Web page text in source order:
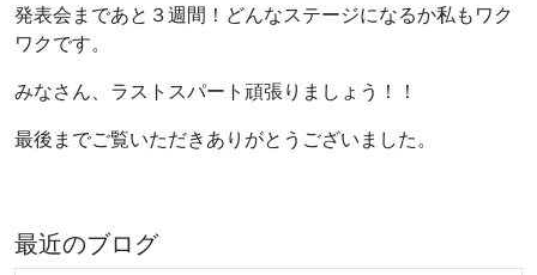
発表会まであと３週間！どんなステージになるか私もワク
ワクです。
みなさん、ラストスパート頑張りましょう！！
最後までご覧いただきありがとうございました。
最近のブログ